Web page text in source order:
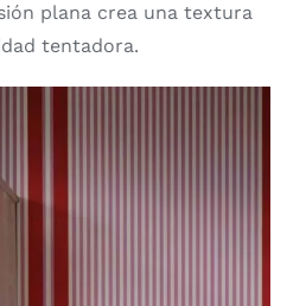
plana crea una textura
tentadora.